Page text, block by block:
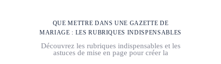
QUE METTRE DANS UNE GAZETTE DE
MARIAGE : LES RUBRIQUES INDISPENSABLES
Découvrez les rubriques indispensables et les
astuces de mise en page pour créer la